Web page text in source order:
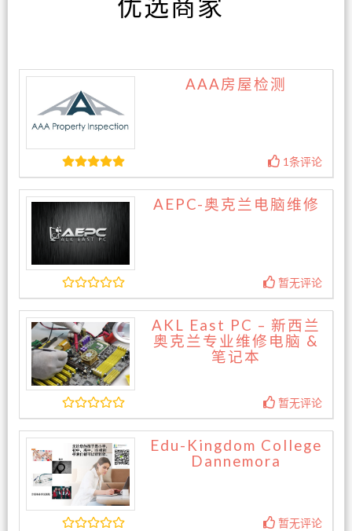
AAA房屋检测
1条评论
AEPC-奥克兰电脑维修
暂无评论
AKL East PC – 新西兰
奥克兰专业维修电脑 &
笔记本
暂无评论
Edu-Kingdom College
Dannemora
暂无评论